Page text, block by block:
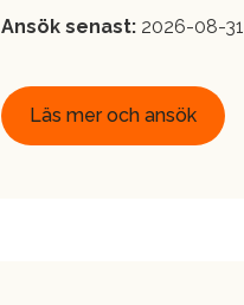
Ansök senast: 2026-08-31
Läs mer och ansök